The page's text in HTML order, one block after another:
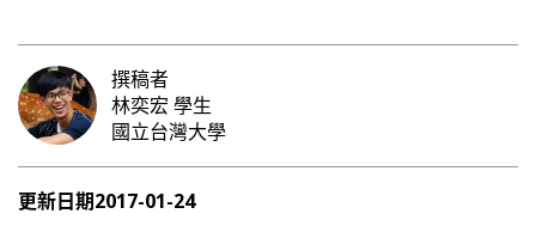
撰稿者
林奕宏 學生
國立台灣大學
更新日期2017-01-24